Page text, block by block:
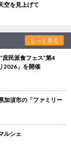
空を見上げて
もっと見る
民派食フェス”第4
2026」を開催
加須市の「ファミリー
ルシェ